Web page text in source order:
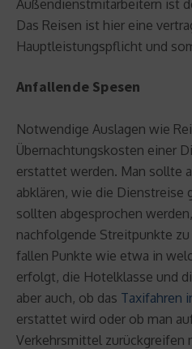
Außendienstmitarbeitern ist
Das Reisen ist hier eine
Hauptleistungspflicht und
Anfallende Spesen
Notwendige Auslagen wie
Übernachtungskosten einer
erstattet werden. Man sollte
abklären, wie die Dienstreise
sollten abgesprochen
nachfolgende Streitpunkte
fallen Punkte wie etwa in
erfolgt, die Hotelklasse und
aber auch, ob das Taxifahren
erstattet wird oder ob man
Verkehrsmittel zurückgreifen